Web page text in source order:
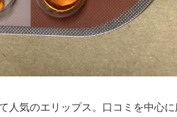
人気のエリップス。口コミを中心